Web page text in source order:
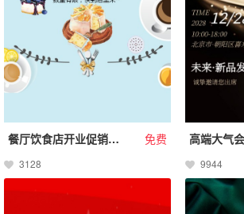
餐厅饮食店开业促销活动 免费
3128 9944